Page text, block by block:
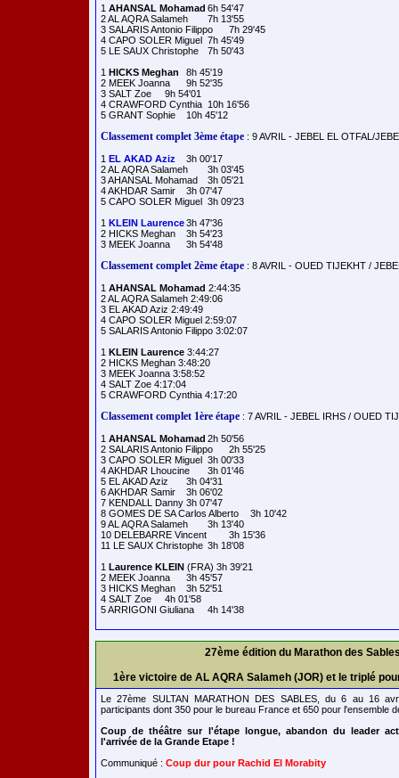
1 AHANSAL Mohamad
2 AL AQRA Salameh	7h 13'55
3 SALARIS Antonio Filippo	7h 29'45
4 CAPO SOLER Miguel	7h 45'49
5 LE SAUX Christophe	7h 50'43
1 HICKS Meghan
2 MEEK Joanna	9h 52'35
3 SALT Zoe	9h 54'01
4 CRAWFORD Cynthia	10h 16'56
Classement complet 3ème étape : 9 AVRIL - JEBEL EL OTFAL/
1 EL AKAD Aziz
2 AL AQRA Salameh	3h 03'45
3 AHANSAL Mohamad	3h 05'21
4 AKHDAR Samir	3h 07'47
5 CAPO SOLER Miguel	3h 09'23
1 KLEIN Laurence
2 HICKS Meghan	3h 54'23
Classement complet 2ème étape : 8 AVRIL - OUED TIJEKHT /
1 AHANSAL Mohamad 2:44:35
2 AL AQRA Salameh 2:49:06
3 EL AKAD Aziz 2:49:49
4 CAPO SOLER Miguel 2:59:07
5 SALARIS Antonio Filippo 3:02:07
1 KLEIN Laurence 3:44:27
2 HICKS Meghan 3:48:20
3 MEEK Joanna 3:58:52
4 SALT Zoe 4:17:04
Classement complet 1ère étape : 7 AVRIL - JEBEL IRHS / OUED
1 AHANSAL Mohamad
2 SALARIS Antonio Filippo	2h 55'25
3 CAPO SOLER Miguel	3h 00'33
4 AKHDAR Lhoucine	3h 01'46
5 EL AKAD Aziz	3h 04'31
6 AKHDAR Samir	3h 06'02
7 KENDALL Danny	3h 07'47
8 GOMES DE SA Carlos Alberto	3h 10'42
9 AL AQRA Salameh	3h 13'40
10 DELEBARRE Vincent	3h 15'36
11 LE SAUX Christophe	3h 18'08
1 Laurence KLEIN (FRA) 3h 39'21
2 MEEK Joanna	3h 45'57
3 HICKS Meghan	3h 52'51
4 SALT Zoe	4h 01'58
27ème édition du Marathon des
1ère victoire de AL AQRA Salameh (JOR) et le triplé
Le 27ème SULTAN MARATHON DES SABLES, du 6 au 16
participants dont 350 pour le bureau France et 650 pour l'ensemble
Coup de théâtre sur l'étape longue, abandon du leader
l'arrivée de la Grande Etape !
Communiqué : Coup dur pour Rachid El Morabity